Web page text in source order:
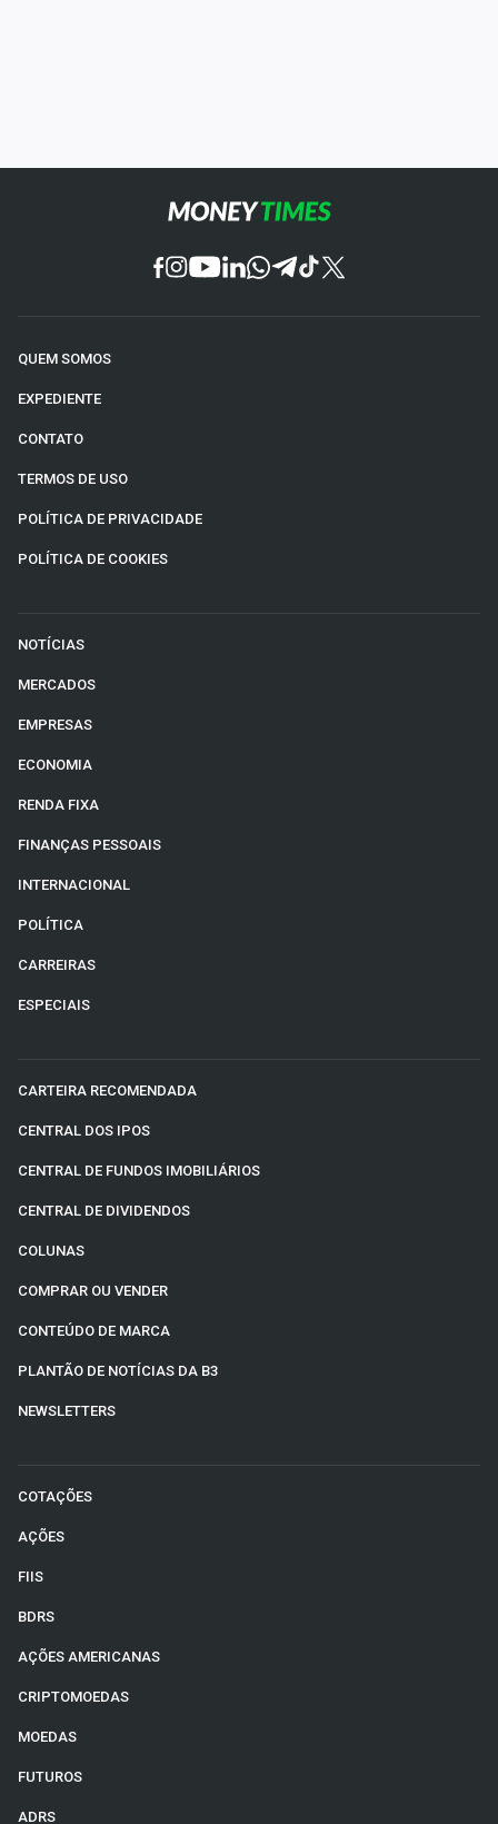
QUEM SOMOS
EXPEDIENTE
CONTATO
TERMOS DE USO
POLÍTICA DE PRIVACIDADE
POLÍTICA DE COOKIES
NOTÍCIAS
MERCADOS
EMPRESAS
ECONOMIA
RENDA FIXA
FINANÇAS PESSOAIS
INTERNACIONAL
POLÍTICA
CARREIRAS
ESPECIAIS
CARTEIRA RECOMENDADA
CENTRAL DOS IPOS
CENTRAL DE FUNDOS IMOBILIÁRIOS
CENTRAL DE DIVIDENDOS
COLUNAS
COMPRAR OU VENDER
CONTEÚDO DE MARCA
PLANTÃO DE NOTÍCIAS DA B3
NEWSLETTERS
COTAÇÕES
AÇÕES
FIIS
BDRS
AÇÕES AMERICANAS
CRIPTOMOEDAS
MOEDAS
FUTUROS
ADRS